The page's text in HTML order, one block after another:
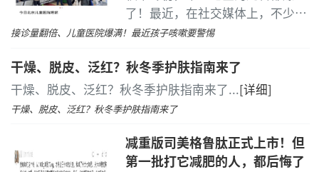
了！最近，在社交媒体上，不少家
长发帖表示，当地一些医院的儿童
孩子。...[详细]
接诊量翻倍、儿童医院爆满！最近孩子咳嗽要警惕
干燥、脱皮、泛红？秋冬季护肤指南来了
干燥、脱皮、泛红？秋冬季护肤指南来了...[详细]
干燥、脱皮、泛红？秋冬季护肤指南来了
减重版司美格鲁肽正式上市！但
第一批打它减肥的人，都后悔了